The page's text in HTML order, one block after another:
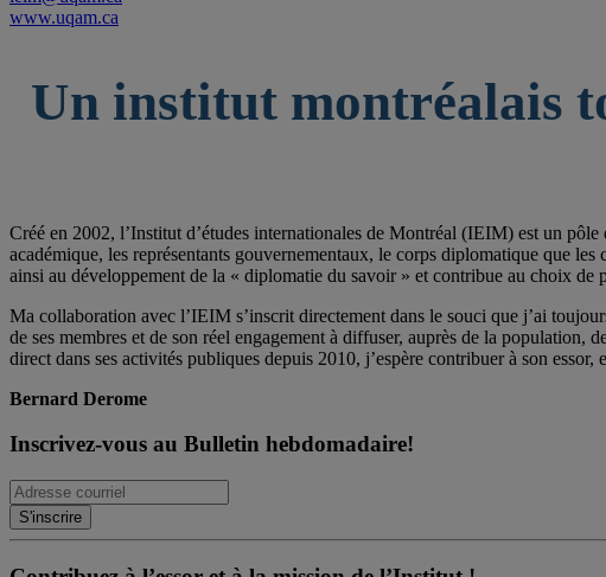
www.uqam.ca
Un institut montréalais
Créé en 2002, l’Institut d’études internationales de Montréal (IEIM) est un
académique, les représentants gouvernementaux, le corps diplomatique que
ainsi au développement de la « diplomatie du savoir » et contribue au choix
Ma collaboration avec l’IEIM s’inscrit directement dans le souci que j’ai
de ses membres et de son réel engagement à diffuser, auprès de la population,
direct dans ses activités publiques depuis 2010, j’espère contribuer à son
Bernard Derome
Inscrivez-vous au Bulletin hebdomadaire!